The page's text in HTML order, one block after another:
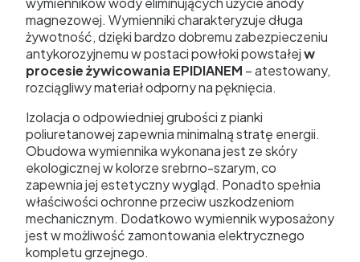
magnezowej. Wymienniki charakteryzuje długa
żywotność, dzięki bardzo dobremu zabezpieczeniu
antykorozyjnemu w postaci powłoki powstałejw
procesie żywicowania EPIDIANEM – atestowany,
rozciągliwy materiał odporny na pęknięcia.
Izolacja o odpowiedniej grubości z pianki
poliuretanowej zapewnia minimalną stratę energii.
Obudowa wymiennika wykonana jest ze skóry
ekologicznej w kolorze srebrno-szarym, co
zapewnia jej estetyczny wygląd. Ponadto spełnia
właściwości ochronne przeciw uszkodzeniom
mechanicznym. Dodatkowo wymiennik wyposażony
jest w możliwość zamontowania elektrycznego
kompletu grzejnego.